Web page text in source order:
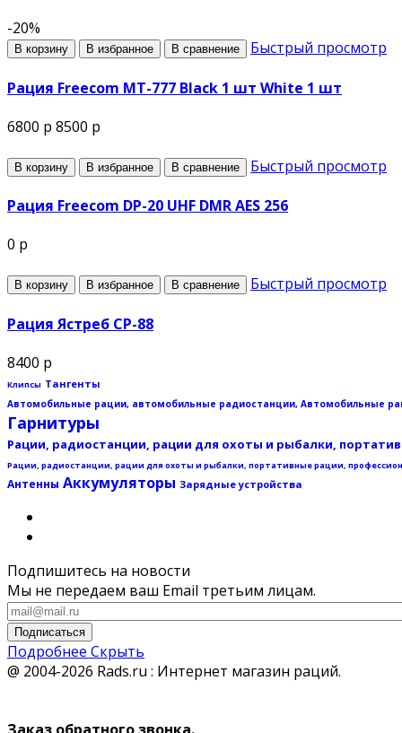
-20%
В корзину В избранное В сравнение Быстрый просмотр
Рация Freecom MT-777 Black 1 шт White 1 шт
6800 р 8500 р
В корзину В избранное В сравнение Быстрый просмотр
Рация Freecom DP-20 UHF DMR AES 256
0 р
В корзину В избранное В сравнение Быстрый просмотр
Рация Ястреб СР-88
8400 р
Клипсы Тангенты
Автомобильные рации, автомобильные радиостанции, Автомобильные
Гарнитуры
Рации, радиостанции, рации для охоты и рыбалки,
Рации, радиостанции, рации для охоты и рыбалки, портативные рации,
Антенны Аккумуляторы Зарядные устройства
Подпишитесь на новости
Мы не передаем ваш Email третьим лицам.
Подписаться
Подробнее Скрыть
@ 2004-2026 Rads.ru : Интернет магазин раций.